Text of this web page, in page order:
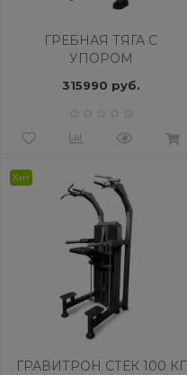
ГРЕБНАЯ ТЯГА С
УПОРОМ
BRONZE GYM BLANC 34
315990 руб.
Хит
ГРАВИТРОН СТЕК 100 КГ